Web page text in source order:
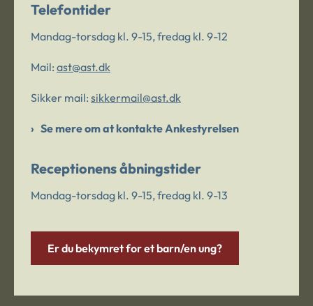
Telefontider
Mandag-torsdag kl. 9-15, fredag kl. 9-12
Mail: ast@ast.dk
Sikker mail: sikkermail@ast.dk
Se mere om at kontakte Ankestyrelsen
Receptionens åbningstider
Mandag-torsdag kl. 9-15, fredag kl. 9-13
Er du bekymret for et barn/en ung?